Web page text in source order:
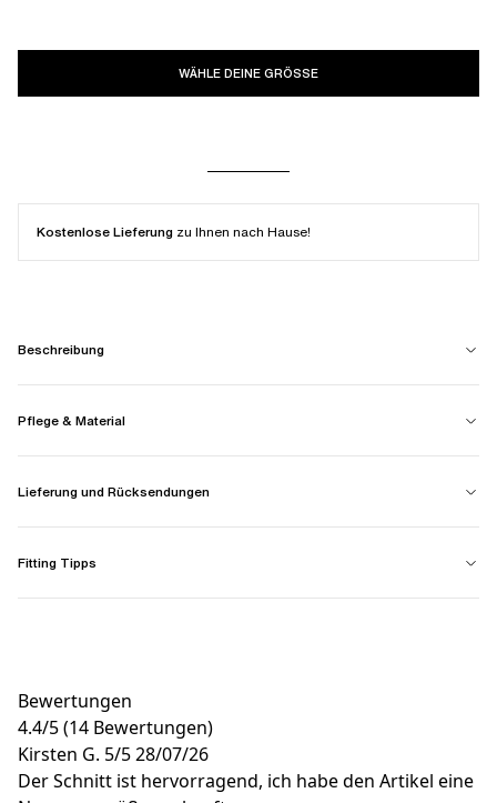
WÄHLE DEINE GRÖSSE
Kostenlose Lieferung zu Ihnen nach Hause!
Beschreibung
Pflege & Material
Lieferung und Rücksendungen
Fitting Tipps
Bewertungen
4.4/5(14 Bewertungen)
Kirsten G. 5/528/07/26
Der Schnitt ist hervorragend, ich habe den Artikel eine